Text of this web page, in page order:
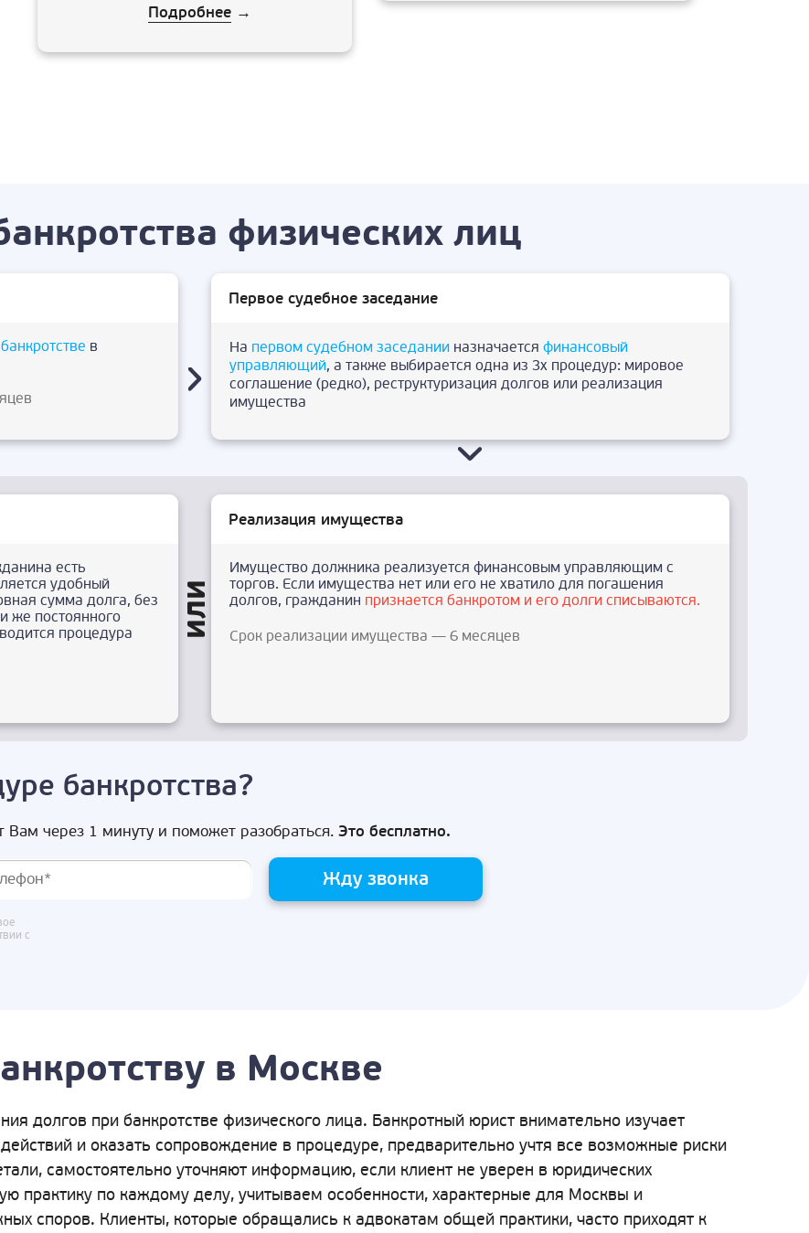
Подробнее →
физических лиц
в
Первое судебное заседание
На первом судебном заседанииназначается финансовый
управляющий, а также выбирается одна из 3х процедур: мировое
соглашение (редко), реструктуризация долгов или реализация
имущества
есть
удобный
сумма долга, без
же постоянного
процедура
Реализация имущества
Имущество должника реализуется финансовым управляющим с
торгов. Если имущества нет или его не хватило для погашения
долгов, гражданин признается банкротом и его долги списываются.
Срок реализации имущества — 6 месяцев
банкротства?
через 1 минуту и поможет разобраться. Это бесплатно.
Жду звонка
с
в Москве
долгов при банкротстве физического лица. Банкротный юрист внимательно изучает
и оказать сопровождение в процедуре, предварительно учтя все возможные риски
самостоятельно уточняют информацию, если клиент не уверен в юридических
практику по каждому делу, учитываем особенности, характерные для Москвы и
споров. Клиенты, которые обращались к адвокатам общей практики, часто приходят к